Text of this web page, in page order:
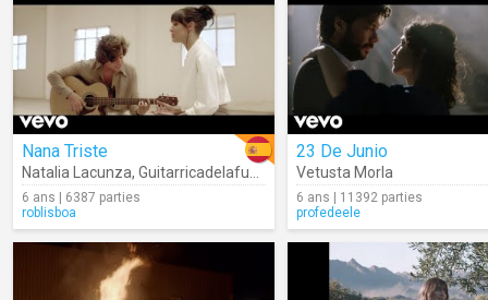
Nana Triste
Natalia Lacunza, Guitarricadelafuente
6 ans | 6387 parties
roblisboa
23 De Junio
Vetusta Morla
6 ans | 11392 parties
profedeele